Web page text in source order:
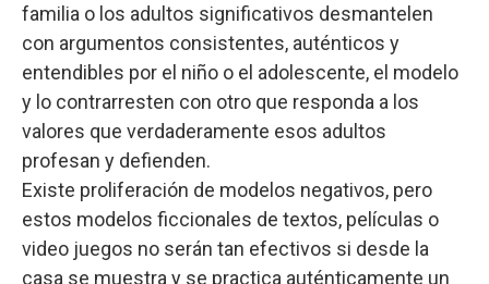
familia o los adultos significativos desmantelen
con argumentos consistentes, auténticos y
entendibles por el niño o el adolescente, el modelo
y lo contrarresten con otro que responda a los
valores que verdaderamente esos adultos
profesan y defienden.
Existe proliferación de modelos negativos, pero
estos modelos ficcionales de textos, películas o
video juegos no serán tan efectivos si desde la
casa se muestra y se practica auténticamente un